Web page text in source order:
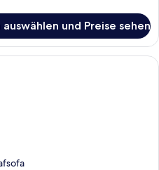
und Preise sehen
Ein Schlafzimmer mit einem großen